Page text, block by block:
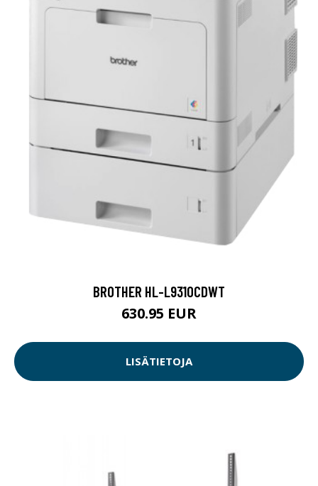
BROTHER HL-L9310CDWT
630.95 EUR
LISÄTIETOJA